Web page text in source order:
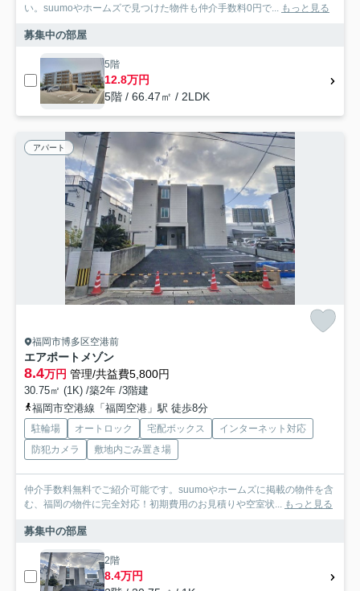
い。suumoやホームズで見つけた物件も仲介手数料0円で...
もっと見る
募集中の部屋
5階
12.8万円
5階 / 66.47㎡ / 2LDK
アパート
福岡市博多区空港前
エアポートメゾン
8.4万円 管理/共益費5,800円
30.75㎡ (1K) /築2年 /3階建
福岡市空港線「福岡空港」駅 徒歩8分
駐輪場 オートロック 宅配ボックス
インターネット対応
防犯カメラ
敷地内ごみ置き場
仲介手数料無料でご紹介可能です。suumoやホームズに掲載の物件を含
む、福岡の物件に完全対応！初期費用のお見積りや空室状...
もっと見る
募集中の部屋
2階
8.4万円